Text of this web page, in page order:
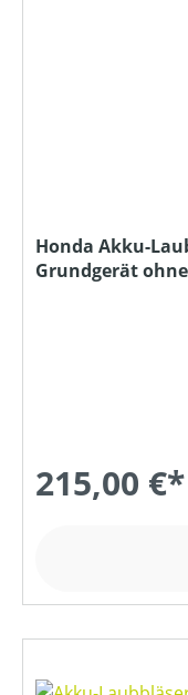
Honda Akku-
Grundgerät
215,00 €*